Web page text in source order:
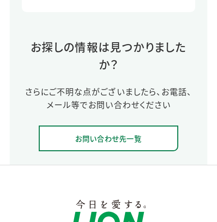
お探しの情報は見つかりました
か？
さらにご不明な点がございましたら、お電話、
メール等でお問い合わせください
お問い合わせ先一覧